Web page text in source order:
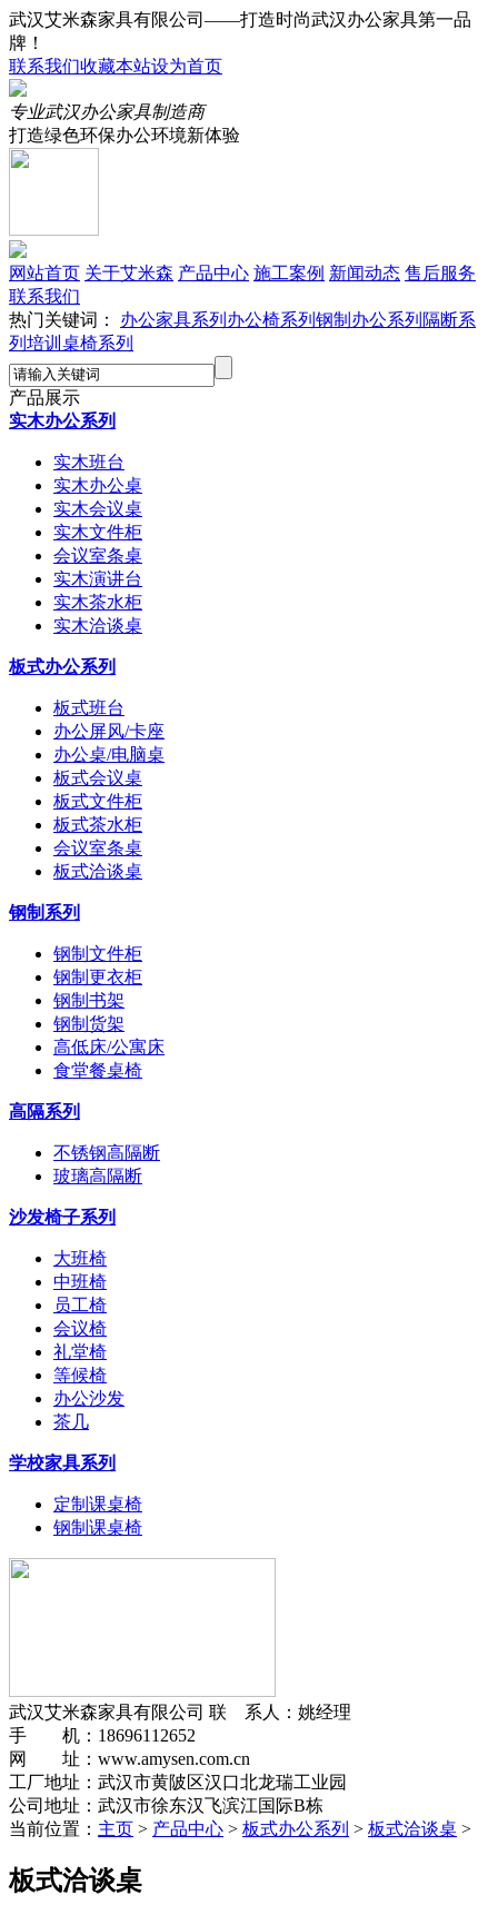
武汉艾米森家具有限公司——打造时尚武汉办公家具第一品
牌！
联系我们收藏本站设为首页
专业武汉办公家具制造商
打造绿色环保办公环境新体验
网站首页 关于艾米森 产品中心 施工案例 新闻动态 售后服务
联系我们
热门关键词： 办公家具系列 办公椅系列 钢制办公系列 隔断系
列 培训桌椅系列
产品展示
实木办公系列
实木班台
实木办公桌
实木会议桌
实木文件柜
会议室条桌
实木演讲台
实木茶水柜
实木洽谈桌
板式办公系列
板式班台
办公屏风/卡座
办公桌/电脑桌
板式会议桌
板式文件柜
板式茶水柜
会议室条桌
板式洽谈桌
钢制系列
钢制文件柜
钢制更衣柜
钢制书架
钢制货架
高低床/公寓床
食堂餐桌椅
高隔系列
不锈钢高隔断
玻璃高隔断
沙发椅子系列
大班椅
中班椅
员工椅
会议椅
礼堂椅
等候椅
办公沙发
茶几
学校家具系列
定制课桌椅
钢制课桌椅
武汉艾米森家具有限公司 联 系人：姚经理
手 机：18696112652
网 址：www.amysen.com.cn
工厂地址：武汉市黄陂区汉口北龙瑞工业园
公司地址：武汉市徐东汉飞滨江国际B栋
当前位置： 主页 > 产品中心 > 板式办公系列 > 板式洽谈桌 >
板式洽谈桌